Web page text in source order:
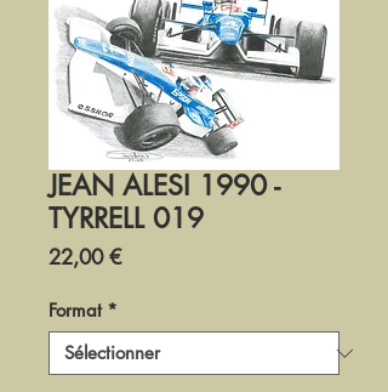
JEAN ALESI 1990 -
TYRRELL 019
22,00 €Prix
Format *